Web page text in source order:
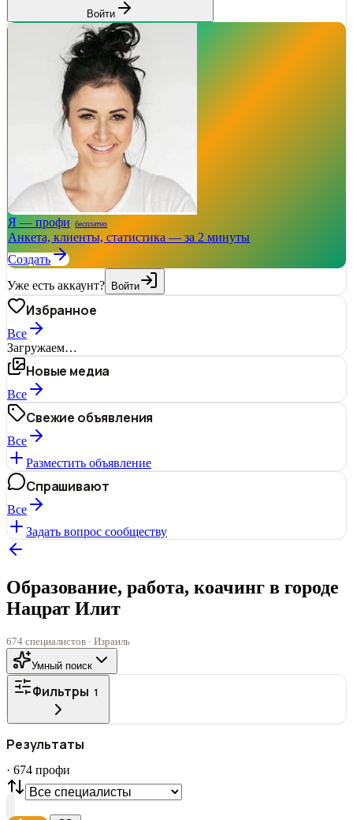
Войти
Я — профи бесплатно
Анкета, клиенты, статистика — за 2 минуты
Создать
Уже есть аккаунт? Войти
Избранное
Все
Загружаем…
Новые медиа
Все
Свежие объявления
Все
Разместить объявление
Спрашивают
Все
Задать вопрос сообществу
Образование, работа, коачинг в городе
Нацрат Илит
674 специалистов · Израиль
Умный поиск
Фильтры 1
Все
СТАТУС
VIP С фото
674 профи
Результаты
· 674 профи